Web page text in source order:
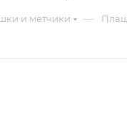
и метчики —